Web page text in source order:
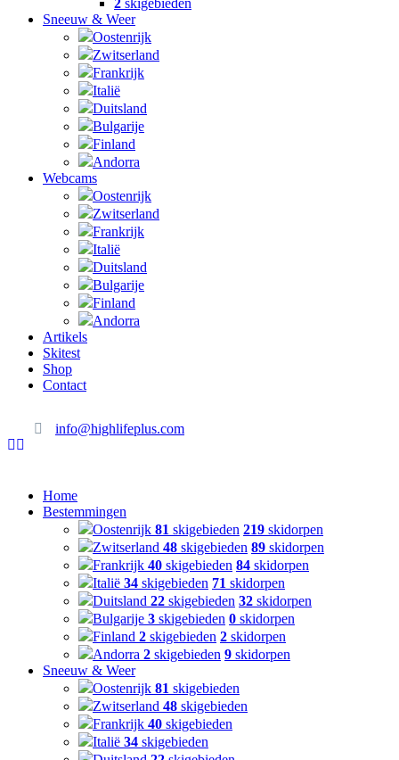
2 skigebieden
Sneeuw & Weer
Oostenrijk
Zwitserland
Frankrijk
Italië
Duitsland
Bulgarije
Finland
Andorra
Webcams
Oostenrijk
Zwitserland
Frankrijk
Italië
Duitsland
Bulgarije
Finland
Andorra
Artikels
Skitest
Shop
Contact
info@highlifeplus.com
Home
Bestemmingen
Oostenrijk 81 skigebieden 219 skidorpen
Zwitserland 48 skigebieden 89 skidorpen
Frankrijk 40 skigebieden 84 skidorpen
Italië 34 skigebieden 71 skidorpen
Duitsland 22 skigebieden 32 skidorpen
Bulgarije 3 skigebieden 0 skidorpen
Finland 2 skigebieden 2 skidorpen
Andorra 2 skigebieden 9 skidorpen
Sneeuw & Weer
Oostenrijk 81 skigebieden
Zwitserland 48 skigebieden
Frankrijk 40 skigebieden
Italië 34 skigebieden